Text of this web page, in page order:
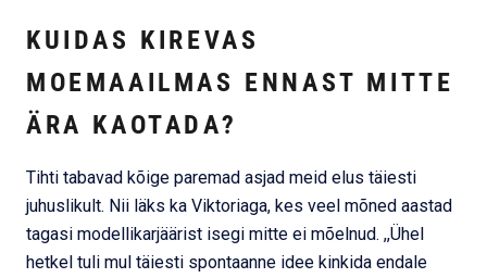
KUIDAS KIREVAS
MOEMAAILMAS ENNAST MITTE
ÄRA KAOTADA?
Tihti tabavad kõige paremad asjad meid elus täiesti
juhuslikult. Nii läks ka Viktoriaga, kes veel mõned aastad
tagasi modellikarjäärist isegi mitte ei mõelnud. ,,Ühel
hetkel tuli mul täiesti spontaanne idee kinkida endale